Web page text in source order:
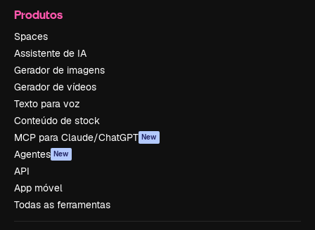
Produtos
Spaces
Assistente de IA
Gerador de imagens
Gerador de vídeos
Texto para voz
Conteúdo de stock
MCP para Claude/ChatGPT New
Agentes New
API
App móvel
Todas as ferramentas